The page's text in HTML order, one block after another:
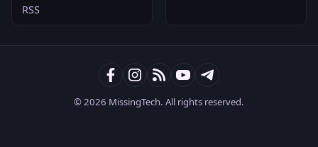
RSS
© 2026 MissingTech. All rights reserved.